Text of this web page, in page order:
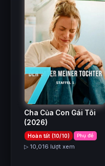
7
Cha Của Con Gái Tôi
(2026)
Hoàn tất (10/10) Phụ đề
▷ 10,016 lượt xem